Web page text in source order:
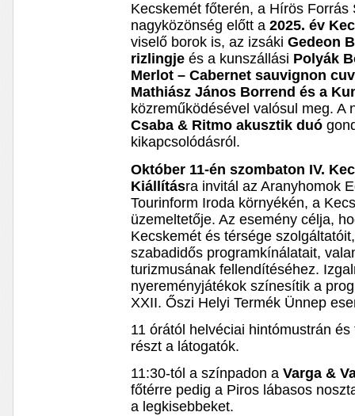
Kecskemét főterén, a Hírös
nagyközönség előtt a2025. év
viselő borok is, az izsákiGedeon
rizlingje és a kunszállási Polyák
Merlot – Cabernet sauvignon
Mathiász János Borrend és a
közreműködésével valósul meg.
Csaba & Ritmo akusztik duó
kikapcsolódásról.
Október 11-én szombaton IV.
Kiállításra invitál az Aranyhomok
Tourinform Iroda környékén, a
üzemeltetője. Az esemény célja,
Kecskemét és térsége
szabadidős programkínálatait,
turizmusának fellendítéséhez.
nyereményjátékok színesítik a
XXII. Őszi Helyi Termék Ünnep
11 órától helvéciai hintómustrán
részt a látogatók.
11:30-tól a színpadon aVarga &
főtérre pedig a Piros lábasos
a legkisebbeket.